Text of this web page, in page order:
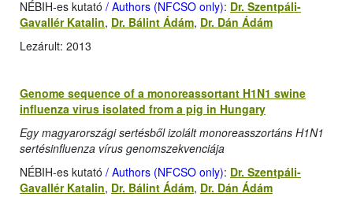
NÉBIH-es kutató / Authors (NFCSO only): Dr. Szentpáli-
Gavallér Katalin, Dr. Bálint Ádám, Dr. Dán Ádám
Lezárult: 2013
Genome sequence of a monoreassortant H1N1 swine
influenza virus isolated from a pig in Hungary
Egy magyarországi sertésből izolált monoreasszortáns H1N1
sertésinfluenza vírus genomszekvenciája
NÉBIH-es kutató / Authors (NFCSO only): Dr. Szentpáli-
Gavallér Katalin, Dr. Bálint Ádám, Dr. Dán Ádám